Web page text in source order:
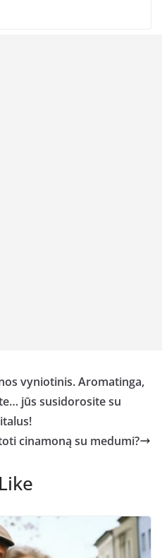
vyniotinis. Aromatinga,
jūs susidorosite su
cinamoną su medumi?